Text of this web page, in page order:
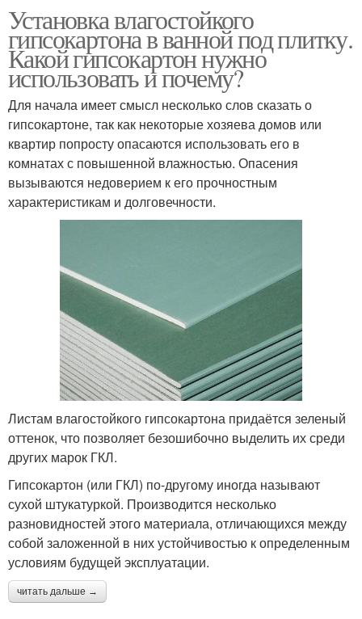
Установка влагостойкого
гипсокартона в ванной под плитку.
Какой гипсокартон нужно
использовать и почему?
Для начала имеет смысл несколько слов сказать о
гипсокартоне, так как некоторые хозяева домов или
квартир попросту опасаются использовать его в
комнатах с повышенной влажностью. Опасения
вызываются недоверием к его прочностным
характеристикам и долговечности.
Листам влагостойкого гипсокартона придаётся зеленый
оттенок, что позволяет безошибочно выделить их среди
других марок ГКЛ.
Гипсокартон (или ГКЛ) по-другому иногда называют
сухой штукатуркой. Производится несколько
разновидностей этого материала, отличающихся между
собой заложенной в них устойчивостью к определенным
условиям будущей эксплуатации.
читать дальше →